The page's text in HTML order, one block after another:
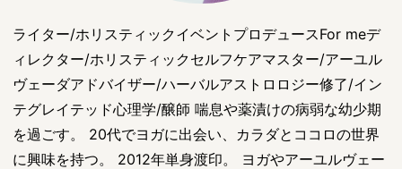
ライター/ホリスティックイベントプロデュースFor meデ
ィレクター/ホリスティックセルフケアマスター/アーユル
ヴェーダアドバイザー/ハーバルアストロロジー修了/イン
テグレイテッド心理学/醸師 喘息や薬漬けの病弱な幼少期
を過ごす。 20代でヨガに出会い、カラダとココロの世界
に興味を持つ。 2012年単身渡印。 ヨガやアーユルヴェー